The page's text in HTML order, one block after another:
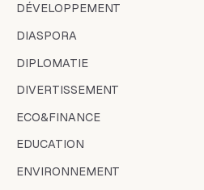
DÉVELOPPEMENT
DIASPORA
DIPLOMATIE
DIVERTISSEMENT
ECO&FINANCE
EDUCATION
ENVIRONNEMENT